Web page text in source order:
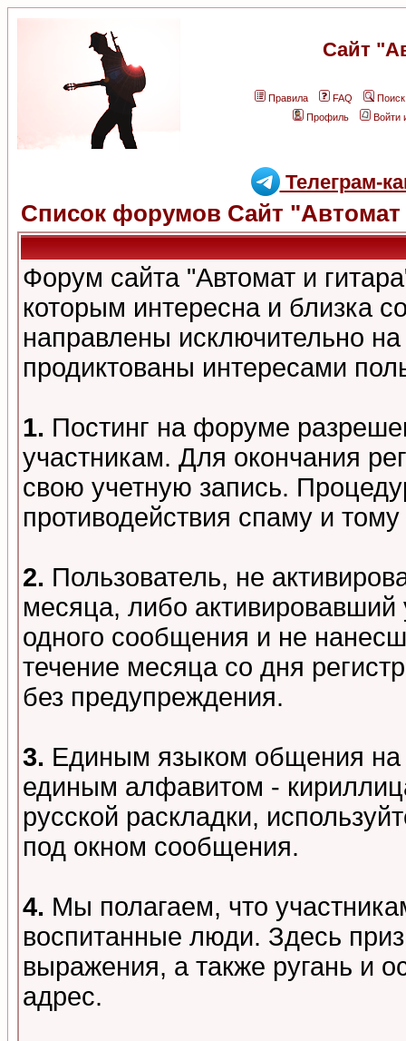
Сайт
Правила FAQ
Поиск
Профиль
Войти
Телеграм-
Список форумов Сайт "Автомат
Форум сайта "Автомат и
которым интересна и близка
направлены исключительно
продиктованы интересами
1. Постинг на форуме
участникам. Для окончания
свою учетную запись.
противодействия спаму и
2. Пользователь, не
месяца, либо
одного сообщения и не
течение месяца со дня
без предупреждения.
3. Единым языком общения на
единым алфавитом -
русской раскладки,
под окном сообщения.
4. Мы полагаем, что
воспитанные люди. Здесь
выражения, а также ругань и
адрес.